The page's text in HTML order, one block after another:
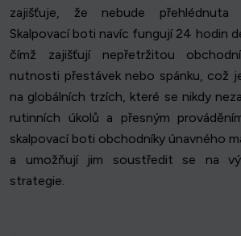
zajišťuje, že nebude přehlédnuta
Skalpovací boti navíc fungují 24 hodin
čímž zajišťují nepřetržitou
nutnosti přestávek nebo spánku, což
na globálních trzích, které se nikdy
rutinních úkolů a přesným
skalpovací boti obchodníky únavného
a umožňují jim soustředit se na
strategie.